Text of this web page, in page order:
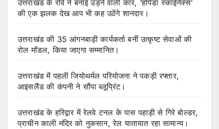
उत्तराखंड के रवि ने बनाई उड़ने वाली कार, ‘हपिडा स्काईनेक्स’
की एक झलक देख आप भी कह उठेंगे शानदार।
उत्तराखंड की 35 आंगनबाड़ी कार्यकर्ता बनीं उत्कृष्ट सेवाओं की
रोल मॉडल, किया जाएगा सम्मानित।
उत्तराखंड में पहली जियोथर्मल परियोजना ने पकड़ी रफ्तार,
आइसलैंड की कंपनी ने सौंपा ब्लूप्रिंट।
उत्तराखंड के हरिद्वार में रेलवे टनल के पास पहाड़ी से गिरे बोल्डर,
प्राचीन काली मंदिर को नुकसान, रेल यातायात रहा सामान्य।